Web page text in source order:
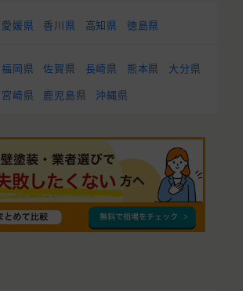
愛媛県 香川県 高知県 徳島県
福岡県 佐賀県 長崎県 熊本県
大分県
宮崎県
鹿児島県 沖縄県